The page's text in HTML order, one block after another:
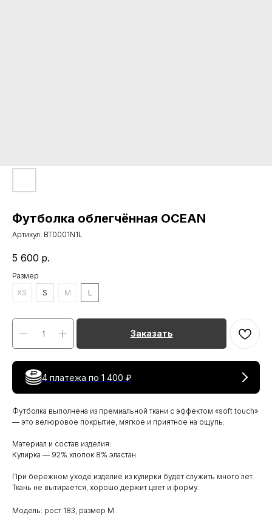
Футболка облегчённая OCEAN
Артикул: BT0001N1L
5 600 р.
Размер
XS
S M L
Заказать
4 платежа по 1 400 ₽
Футболка выполнена из премиальной ткани с эффектом «soft touch»
— это велюровое покрытие, мягкое и приятное на ощупь.
Материал и состав изделия:
Кулирка — 92% хлопок 8% эластан
При бережном уходе изделие из кулирки будет служить много лет.
Ткань не вытирается, хорошо держит цвет и форму.
Модель: рост 183, размер M